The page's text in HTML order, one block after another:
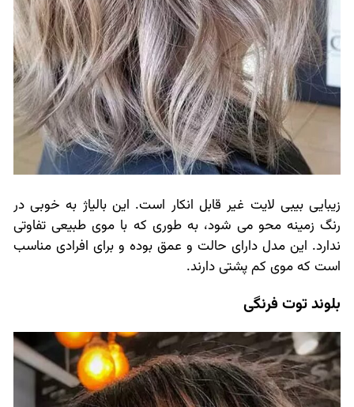
زیبایی بیبی لایت غیر قابل انکار است. این بالیاژ به خوبی در
رنگ زمینه محو می شود، به طوری که با موی طبیعی تفاوتی
ندارد. این مدل دارای حالت و عمق بوده و برای افرادی مناسب
است که موی کم پشتی دارند.
بلوند توت فرنگی